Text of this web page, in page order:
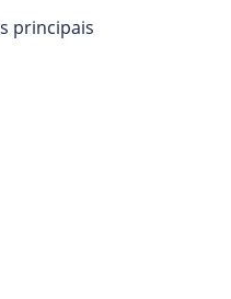
principais